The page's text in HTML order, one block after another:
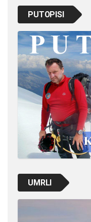
PUTOPISI
UMRLI